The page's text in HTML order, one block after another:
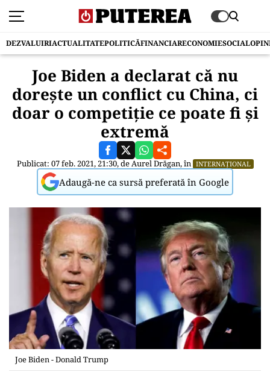
DEZVALUIRIACTUALITATEPOLITICĂFINANCIARECONOMIESOCIAL
Joe Biden a declarat că nu
dorește un conflict cu China, ci
doar o competiție ce poate fi și
extremă
Publicat: 07 feb. 2021, 21:30, deAurel Drăgan, în INTERNAȚIONAL
Adaugă-ne ca sursă preferată în Google
Joe Biden - Donald Trump